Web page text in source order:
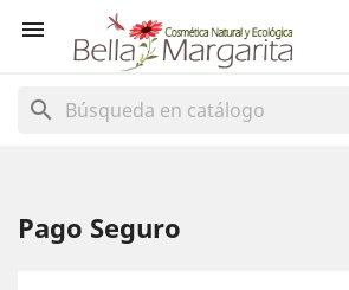

search
Pago Seguro